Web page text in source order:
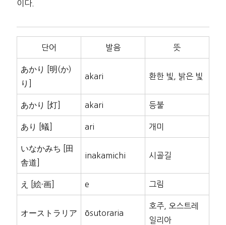
이다.
단어 발음 뜻
あかり [明(か)
り]
akari 환한 빛, 밝은 빛
あかり [灯] akari 등불
あり [蟻] ari 개미
いなかみち [田
舎道]
inakamichi 시골길
え [絵·画] e 그림
オーストラリア ōsutoraria
호주, 오스트레
일리아